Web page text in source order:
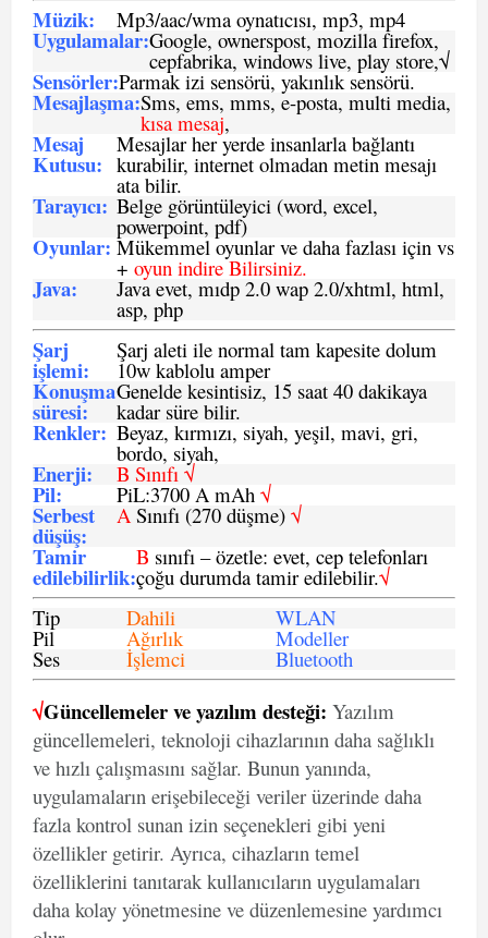
Müzik: Mp3/aac/wma oynatıcısı, mp3, mp4
Uygulamalar:Google, ownerspost, mozilla firefox,
cepfabrika, windows live, play store,√
Sensörler:Parmak izi sensörü, yakınlık sensörü.
Mesajlaşma:Sms, ems, mms, e-posta, multi media,
kısa mesaj,
Mesaj
Kutusu:
Mesajlar her yerde insanlarla bağlantı
kurabilir, internet olmadan metin mesajı
ata bilir.
Tarayıcı: Belge görüntüleyici (word, excel,
powerpoint, pdf)
Oyunlar: Mükemmel oyunlar ve daha fazlası için vs
+ oyun indire Bilirsiniz.
Java: Java evet, mıdp 2.0 wap 2.0/xhtml, html,
asp, php
Şarj
işlemi:
Şarj aleti ile normal tam kapesite dolum
10w kablolu amper
Konuşma
süresi:
Genelde kesintisiz, 15 saat 40 dakikaya
kadar süre bilir.
Renkler: Beyaz, kırmızı, siyah, yeşil, mavi, gri,
bordo, siyah,
Enerji: B Sınıfı √
Pil: PiL:3700 A mAh √
Serbest
düşüş:
ASınıfı (270 düşme) √
Tamir
edilebilirlik:
B sınıfı – özetle: evet, cep telefonları
çoğu durumda tamir edilebilir.√
Tip
Dahili WLAN
Pil Ağırlık Modeller
Ses İşlemci Bluetooth
√Güncellemeler ve yazılım desteği: Yazılım
güncellemeleri, teknoloji cihazlarının daha sağlıklı
ve hızlı çalışmasını sağlar. Bunun yanında,
uygulamaların erişebileceği veriler üzerinde daha
fazla kontrol sunan izin seçenekleri gibi yeni
özellikler getirir. Ayrıca, cihazların temel
özelliklerini tanıtarak kullanıcıların uygulamaları
daha kolay yönetmesine ve düzenlemesine yardımcı